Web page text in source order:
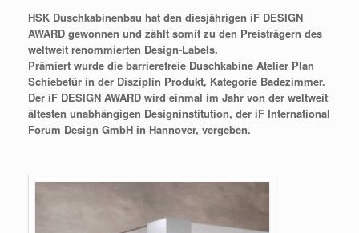
HSK Duschkabinenbau hat den diesjährigen iF DESIGN
AWARD gewonnen und zählt somit zu den Preisträgern des
weltweit renommierten Design-Labels.
Prämiert wurde die barrierefreie Duschkabine Atelier Plan
Schiebetür in der Disziplin Produkt, Kategorie Badezimmer.
Der iF DESIGN AWARD wird einmal im Jahr von der weltweit
ältesten unabhängigen Designinstitution, der iF International
Forum Design GmbH in Hannover, vergeben.